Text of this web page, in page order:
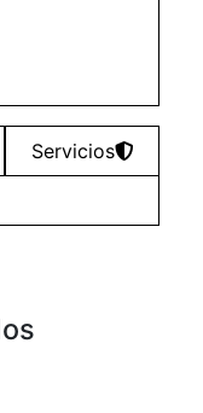
Servicios